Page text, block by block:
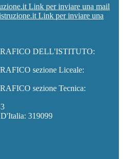
Link per inviare una mail
Link per inviare una
DELL'ISTITUTO:
sezione Liceale:
sezione Tecnica:
319099